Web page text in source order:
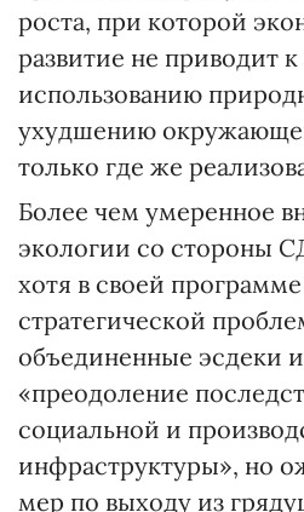
роста, при которой
развитие не приводит
использованию
ухудшению
только где же
Более чем умеренное
экологии со стороны
хотя в своей
стратегической
объединенные эсдеки и
«преодоление
социальной и
инфраструктуры», но
мер по выходу из